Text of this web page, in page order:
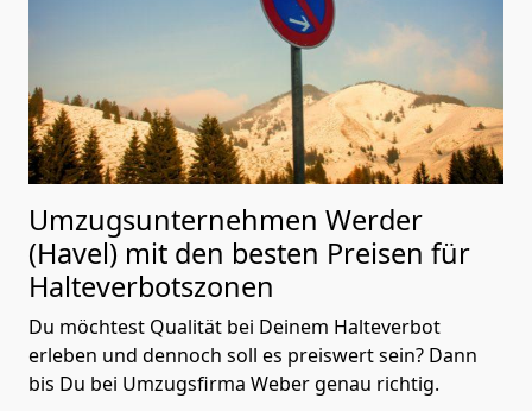
Umzugsunternehmen Werder
(Havel) mit den besten Preisen für
Halteverbotszonen
Du möchtest Qualität bei Deinem Halteverbot
erleben und dennoch soll es preiswert sein? Dann
bis Du bei Umzugsfirma Weber genau richtig.